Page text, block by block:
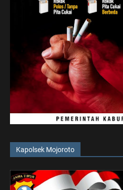
Kapolsek Mojoroto